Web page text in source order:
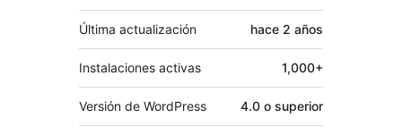
Última actualización hace 2 años
Instalaciones activas 1,000+
Versión de WordPress 4.0 o superior